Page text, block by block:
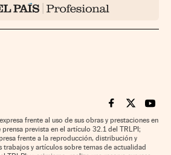
Cinco Días en
Cinco Días
Cinco
frente al uso de sus obras y prestaciones en
prevista en el artículo 32.1 del TRLPI;
frente a la reproducción, distribución y
y artículos sobre temas de actualidad